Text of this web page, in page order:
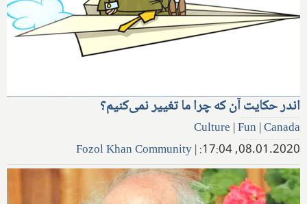
اندر حکایت آن که چرا ما تغییر نمی‌کنیم؟
Culture |Fun |Canada
08.01.2020, 17:04:
|
Fozol Khan Community